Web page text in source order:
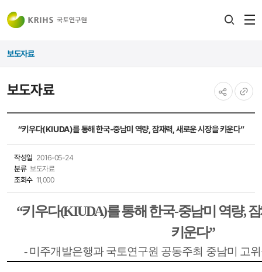
보도자료
보도자료
복사
“키우다(KIUDA)를 통해 한국-중남미 역량, 잠재력, 새로운 시장을 키운다”
작성일 2016-05-24
분류 보도자료
조회수 11,000
“키우다(KIUDA)를 통해 한국-중남미 역량,
키운다”
-미주개발은행과 국토연구원 공동주최 중남미 고